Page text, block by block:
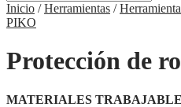
Inicio /Herramientas /
PIKO
Protección de
MATERIALES